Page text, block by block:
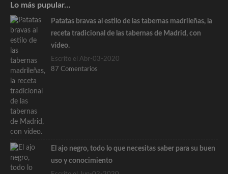
Lo más pupular…
Patatas bravas al estilo de las tabernas madrileñas, la
receta tradicional de las tabernas de Madrid, con
vídeo.
Escrito el Abr-03-2020
87 Comentarios
El ajo negro, todo lo que necesitas saber para su buen
uso y conocimiento